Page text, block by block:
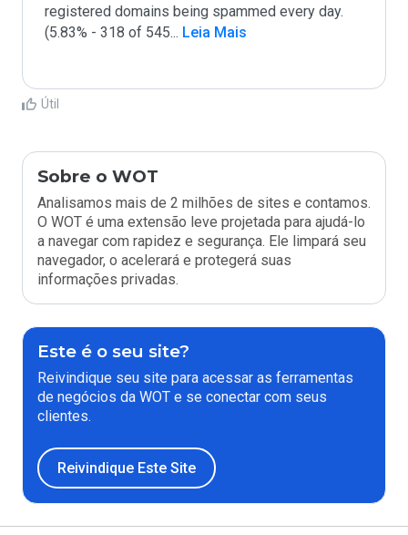
registered domains being spammed every day.
(5.83% - 318 of 545... Leia Mais
Útil
Sobre o WOT
Analisamos mais de 2 milhões de sites e contamos.
O WOT é uma extensão leve projetada para ajudá-lo
a navegar com rapidez e segurança. Ele limpará seu
navegador, o acelerará e protegerá suas
informações privadas.
Este é o seu site?
Reivindique seu site para acessar as ferramentas
de negócios da WOT e se conectar com seus
clientes.
Reivindique Este Site